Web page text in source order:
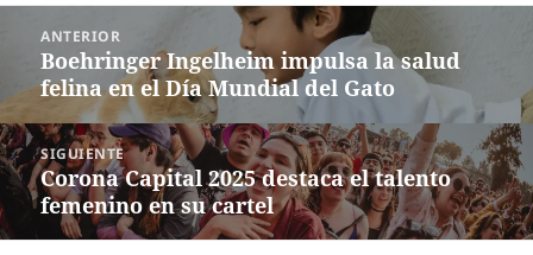
entradas
ANTERIOR
Entrada
anterior:
Boehringer Ingelheim impulsa la salud
felina en el Día Mundial del Gato
SIGUIENTE
Siguiente
entrada:
Corona Capital 2025 destaca el talento
femenino en su cartel